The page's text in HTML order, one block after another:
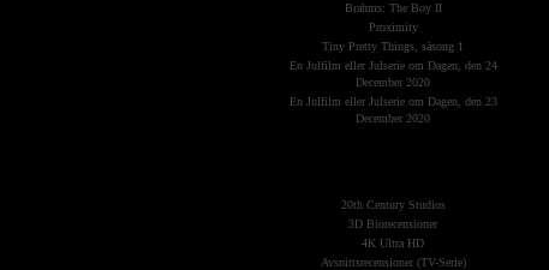
Brahms: The Boy II
Proximity
Tiny Pretty Things, säsong 1
En Julfilm eller Julserie om Dagen, den 24
December 2020
En Julfilm eller Julserie om Dagen, den 23
December 2020
20th Century Studios
3D Biorecensioner
4K Ultra HD
Avsnittsrecensioner (TV-Serie)